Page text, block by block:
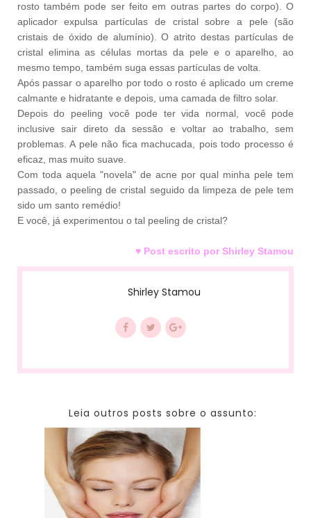
rosto também pode ser feito em outras partes do corpo). O
aplicador expulsa partículas de cristal sobre a pele (são
cristais de óxido de alumínio). O atrito destas partículas de
cristal elimina as células mortas da pele e o aparelho, ao
mesmo tempo, também suga essas partículas de volta.
Após passar o aparelho por todo o rosto é aplicado um creme
calmante e hidratante e depois, uma camada de filtro solar.
Depois do peeling você pode ter vida normal, você pode
inclusive sair direto da sessão e voltar ao trabalho, sem
problemas. A pele não fica machucada, pois todo processo é
eficaz, mas muito suave.
Com toda aquela "novela" de acne por qual minha pele tem
passado, o peeling de cristal seguido da limpeza de pele tem
sido um santo remédio!
E você, já experimentou o tal peeling de cristal?
♥ Post escrito por Shirley Stamou
Shirley Stamou
Leia outros posts sobre o assunto: